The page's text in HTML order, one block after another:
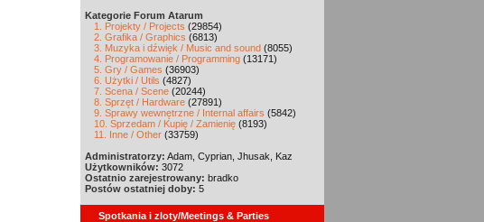
Kategorie Forum Atarum
1. Projekty / Projects (29854)
2. Grafika / Graphics (6813)
3. Muzyka i dźwięk / Music and sound (8055)
4. Programowanie / Programming (13171)
5. Gry / Games (36903)
6. Użytki / Utils (4827)
7. Scena / Scene (20244)
8. Sprzęt / Hardware (27891)
9. Sprawy wewnętrzne / Internal affairs (5842)
10. Sprzedam / Kupię / Zamienię (8193)
11. Inne / Other (33759)
Administratorzy: Adam, Cyprian, Jhusak, Kaz
Użytkowników: 3072
Ostatnio zarejestrowany: bradko
Postów ostatniej doby: 5
Spotkania i zloty/Meetings & Parties